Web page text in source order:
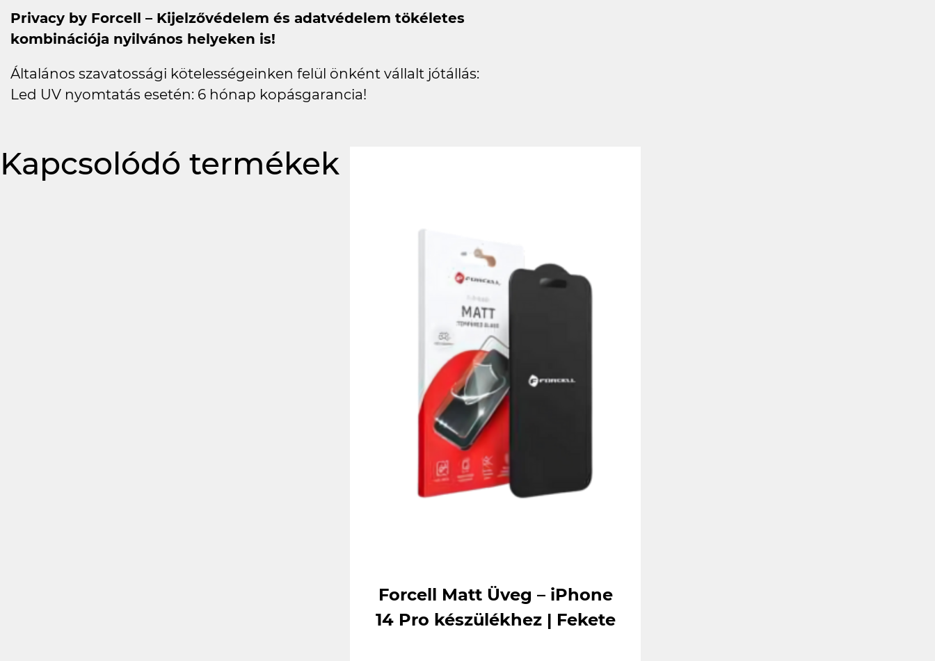
Privacy by Forcell – Kijelzővédelem és adatvédelem tökéletes
kombinációja nyilvános helyeken is!
Általános szavatossági kötelességeinken felül önként vállalt jótállás:
Led UV nyomtatás esetén: 6 hónap kopásgarancia!
Kapcsolódó termékek
Forcell Matt Üveg – iPhone
14 Pro készülékhez | Fekete